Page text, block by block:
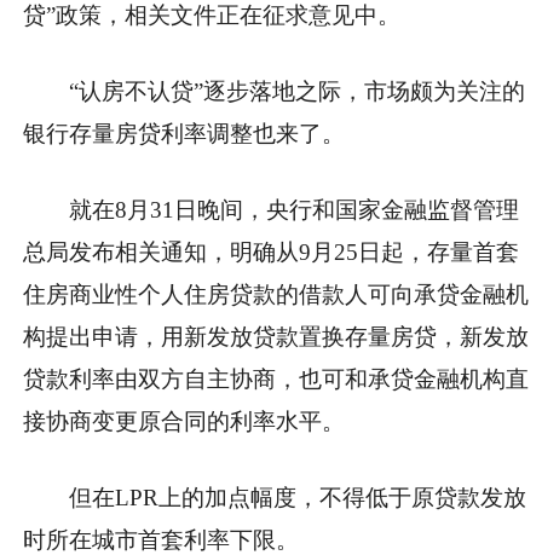
贷”政策，相关文件正在征求意见中。
“认房不认贷”逐步落地之际，市场颇为关注的
银行存量房贷利率调整也来了。
就在8月31日晚间，央行和国家金融监督管理
总局发布相关通知，明确从9月25日起，存量首套
住房商业性个人住房贷款的借款人可向承贷金融机
构提出申请，用新发放贷款置换存量房贷，新发放
贷款利率由双方自主协商，也可和承贷金融机构直
接协商变更原合同的利率水平。
但在LPR上的加点幅度，不得低于原贷款发放
时所在城市首套利率下限。